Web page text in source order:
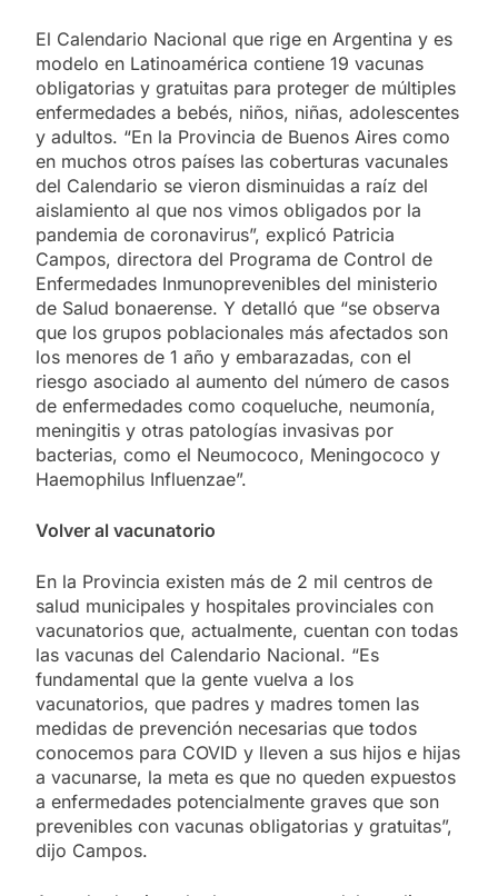
El Calendario Nacional que rige en Argentina y es
modelo en Latinoamérica contiene 19 vacunas
obligatorias y gratuitas para proteger de múltiples
enfermedades a bebés, niños, niñas, adolescentes
y adultos. “En la Provincia de Buenos Aires como
en muchos otros países las coberturas vacunales
del Calendario se vieron disminuidas a raíz del
aislamiento al que nos vimos obligados por la
pandemia de coronavirus”, explicó Patricia
Campos, directora del Programa de Control de
Enfermedades Inmunoprevenibles del ministerio
de Salud bonaerense. Y detalló que “se observa
que los grupos poblacionales más afectados son
los menores de 1 año y embarazadas, con el
riesgo asociado al aumento del número de casos
de enfermedades como coqueluche, neumonía,
meningitis y otras patologías invasivas por
bacterias, como el Neumococo, Meningococo y
Haemophilus Influenzae”.
Volver al vacunatorio
En la Provincia existen más de 2 mil centros de
salud municipales y hospitales provinciales con
vacunatorios que, actualmente, cuentan con todas
las vacunas del Calendario Nacional. “Es
fundamental que la gente vuelva a los
vacunatorios, que padres y madres tomen las
medidas de prevención necesarias que todos
conocemos para COVID y lleven a sus hijos e hijas
a vacunarse, la meta es que no queden expuestos
a enfermedades potencialmente graves que son
prevenibles con vacunas obligatorias y gratuitas”,
dijo Campos.